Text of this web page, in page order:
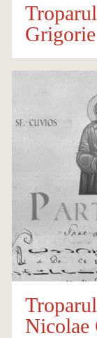
Nicolae